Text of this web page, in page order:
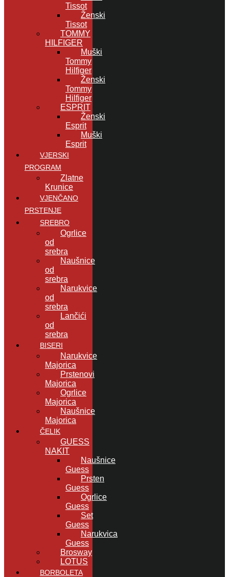
Tissot
Ženski
Tissot
TOMMY
HILFIGER
Muški
Tommy
Hilfiger
Ženski
Tommy
Hilfiger
ESPRIT
Ženski
Esprit
Muški
Esprit
VJERSKI
PROGRAM
Zlatne
Krunice
VJENČANO
PRSTENJE
SREBRO
Ogrlice
od
srebra
Naušnice
od
srebra
Narukvice
od
srebra
Lančići
od
srebra
BISERI
Narukvice
Majorica
Prstenovi
Majorica
Ogrlice
Majorica
Naušnice
Majorica
ČELIK
GUESS
NAKIT
Naušnice
Guess
Prsten
Guess
Ogrlice
Guess
Set
Guess
Narukvica
Guess
Brosway
LOTUS
BORBOLETA